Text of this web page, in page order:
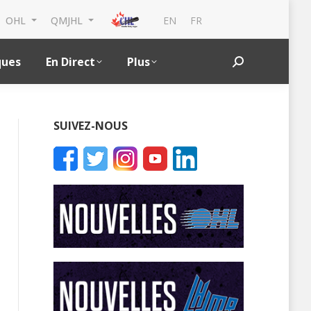
OHL QMJHL EN FR
En Direct Plus Search:
SUIVEZ-NOUS